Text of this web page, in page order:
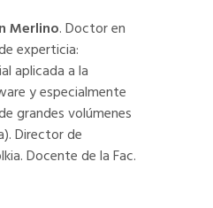
Merlino. Doctor en
experticia:
aplicada a la
y especialmente
grandes volúmenes
Director de
Docente de la Fac.